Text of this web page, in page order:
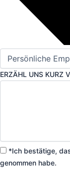
ERZÄHL UNS KURZ
*Ich bestätige,
genommen habe.